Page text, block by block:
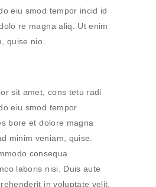
eiu smod tempor incid id
re magna aliq. Ut enim
quise nio.
sit amet, cons tetu radi
eiu smod tempor
bore et dolore magna
minim veniam, quise.
consequa
laboris nisi. Duis aute
in voluptate velit.